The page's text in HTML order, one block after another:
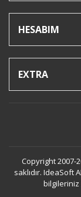
HESABIM
EXTRA
Copyright 2007-
saklıdır. IdeaSoft
bilgileriniz